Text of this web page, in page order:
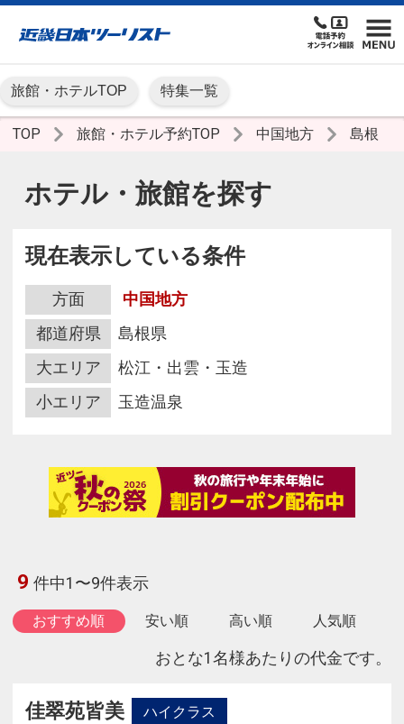
旅館・ホテルTOP 特集一覧
TOP 旅館・ホテル予約TOP 中国地方 島根
ホテル・旅館を探す
現在表示している条件
方面
中国地方
都道府県
島根県
大エリア
松江・出雲・玉造
小エリア
玉造温泉
9 件中1〜9件表示
おすすめ順 安い順 高い順 人気順
おとな1名様あたりの代金です。
佳翠苑皆美
ハイクラス